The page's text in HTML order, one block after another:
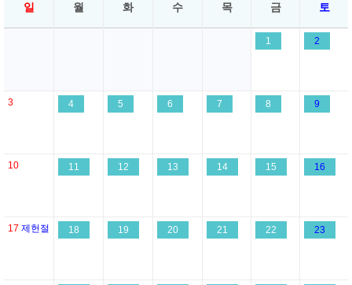
일 월 화 수 목 금 토
1 2
3 4 5 6 7 8 9
10 11 12 13 14 15 16
17 제헌절 18 19 20 21 22 23